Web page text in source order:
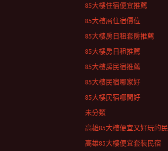
85大樓住宿便宜推薦
85大樓層住宿價位
85大樓房日租套房推薦
85大樓房日租推薦
85大樓房民宿推薦
85大樓民宿哪家好
85大樓民宿哪間好
未分類
高雄85大樓便宜又好玩的
高雄85大樓便宜套裝民宿